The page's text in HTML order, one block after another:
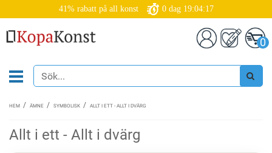
41% rabatt på all konst 0 dag 19:04:16
0
HEM ÄMNE SYMBOLISK ALLT I ETT - ALLT I DVÄRG
Allt i ett - Allt i dvärg